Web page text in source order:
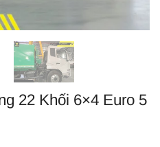
22 Khối 6×4 Euro 5